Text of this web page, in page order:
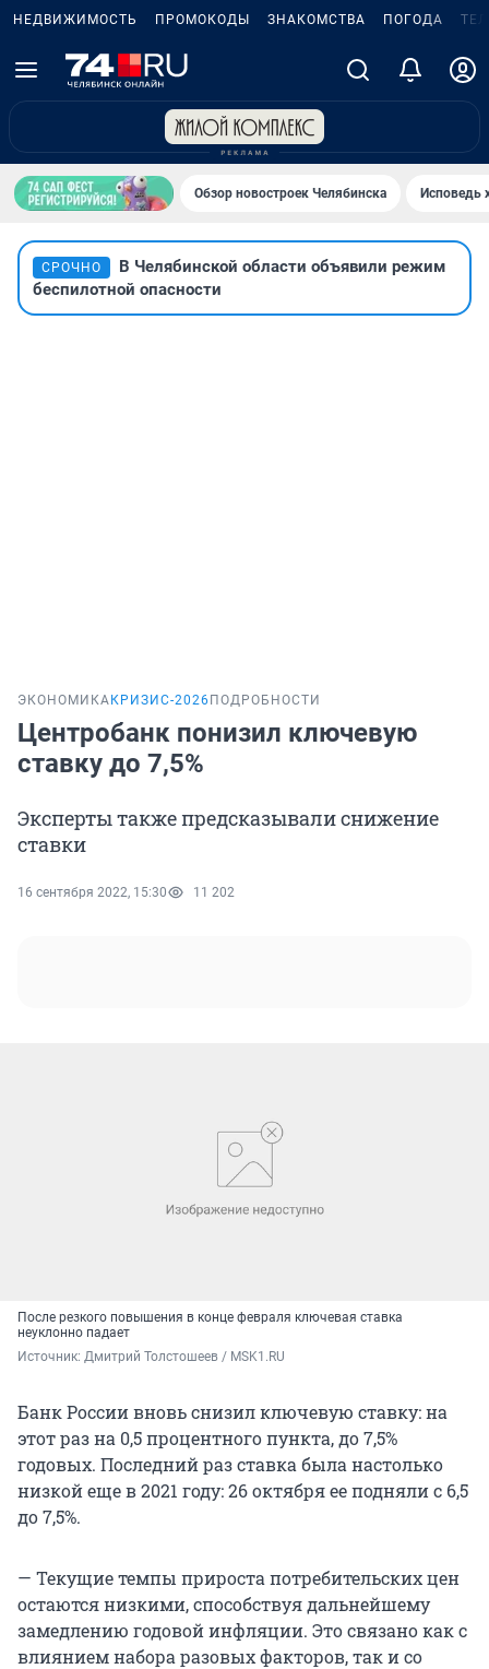
НЕДВИЖИМОСТЬ ПРОМОКОДЫ ЗНАКОМСТВА ПОГОДА
Обзор новостроек Челябинска Исповедь
СРОЧНО
В Челябинской области объявили режим
беспилотной опасности
ЭКОНОМИКА КРИЗИС-2026 ПОДРОБНОСТИ
Центробанк понизил ключевую
ставку до 7,5%
Эксперты также предсказывали снижение
ставки
16 сентября 2022, 15:30 11 202
После резкого повышения в конце февраля ключевая ставка
неуклонно падает
Источник: Дмитрий Толстошеев / MSK1.RU
Банк России вновь снизил ключевую ставку: на
этот раз на 0,5 процентного пункта, до 7,5%
годовых. Последний раз ставка была настолько
низкой еще в 2021 году: 26 октября ее подняли с 6,5
до 7,5%.
— Текущие темпы прироста потребительских цен
остаются низкими, способствуя дальнейшему
замедлению годовой инфляции. Это связано как с
влиянием набора разовых факторов, так и со